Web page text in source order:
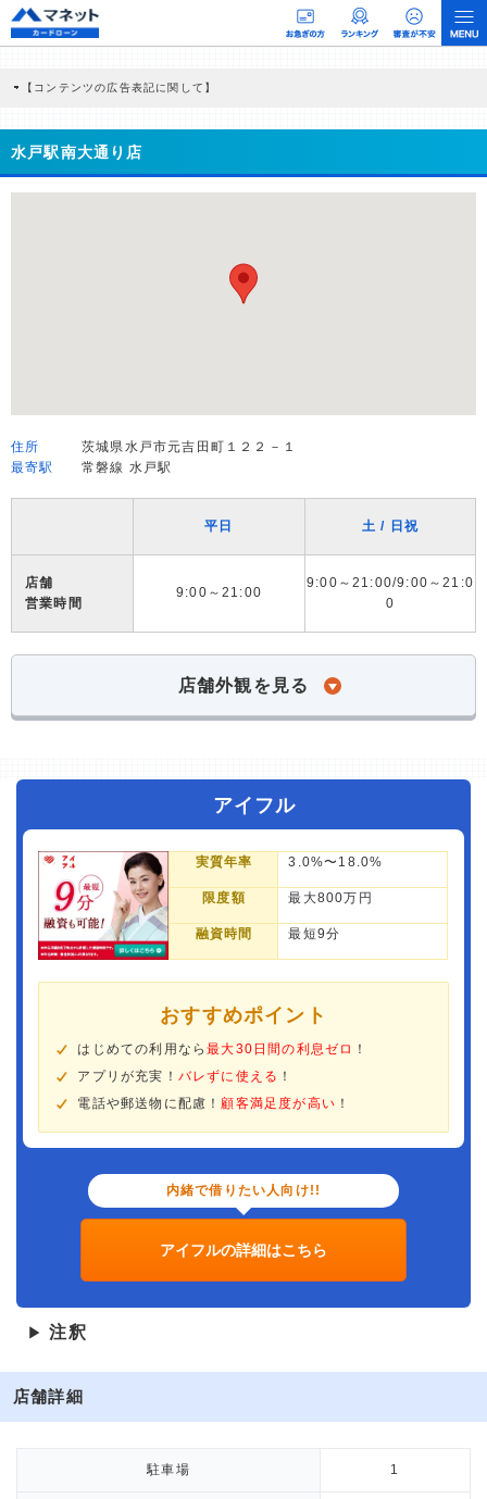
【コンテンツの広告表記に関して】
商品を根拠なくPRするものではなく、当編集部の調査／ユーザーへの口コミ収集な
どに基づき、公平性を担保した情報提供を行っています。
>提携企業一覧
水戸駅南大通り店
住所
茨城県水戸市元吉田町１２２－１
最寄駅
常磐線 水戸駅
平日 土 / 日祝
店舗
営業時間
9:00～21:00
9:00～21:00/9:00～21:0
0
店舗外観を見る
アイフル
実質年率 3.0%〜18.0%
限度額 最大800万円
融資時間 最短9分
おすすめポイント
はじめての利用なら最大30日間の利息ゼロ ！
アプリが充実！ バレずに使える ！
電話や郵送物に配慮！顧客満足度が高い ！
内緒で借りたい人向け!!
アイフルの詳細はこちら
▶ 注釈
店舗詳細
駐車場 1